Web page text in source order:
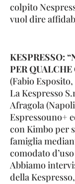
colpito
vuol dire
KESPRESSO:
PER
(Fabio
La Kespresso
Afragola
Espressouno+
con Kimbo per
famiglia
comodato
Abbiamo
della